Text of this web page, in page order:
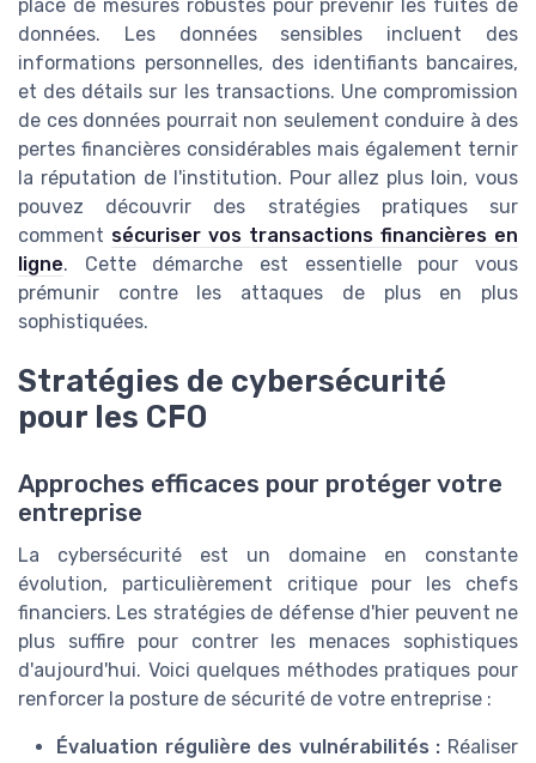
place de mesures robustes pour prévenir les fuites de
données. Les données sensibles incluent des
informations personnelles, des identifiants bancaires,
et des détails sur les transactions. Une compromission
de ces données pourrait non seulement conduire à des
pertes financières considérables mais également ternir
la réputation de l'institution. Pour allez plus loin, vous
pouvez découvrir des stratégies pratiques sur
comment sécuriser vos transactions financières en
ligne. Cette démarche est essentielle pour vous
prémunir contre les attaques de plus en plus
sophistiquées.
Stratégies de cybersécurité
pour les CFO
Approches efficaces pour protéger votre
entreprise
La cybersécurité est un domaine en constante
évolution, particulièrement critique pour les chefs
financiers. Les stratégies de défense d'hier peuvent ne
plus suffire pour contrer les menaces sophistiques
d'aujourd'hui. Voici quelques méthodes pratiques pour
renforcer la posture de sécurité de votre entreprise :
Évaluation régulière des vulnérabilités : Réaliser